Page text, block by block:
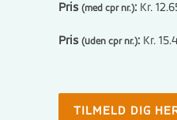
Pris (med cpr nr.): Kr.
Pris (uden cpr nr.): Kr.
TILMELD DIG